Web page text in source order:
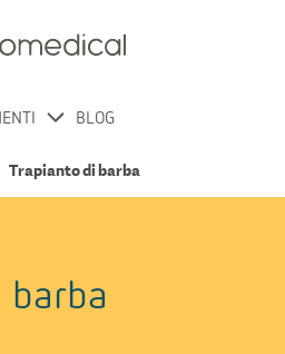
BLOG
Trapianto di barba
barba